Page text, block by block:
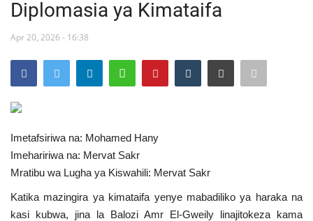
Jukwaa la Nasser la Kimataifa
Wasiliana
Misri
Timu yetu
Urithi wa Nasser
Diplomasia ya Kimataifa
Apr 20, 2026 - 16:38
Imetafsiriwa na: Mohamed Hany
Imehaririwa na: Mervat Sakr
Mratibu wa Lugha ya Kiswahili: Mervat Sakr
Katika mazingira ya kimataifa yenye mabadiliko ya haraka na
kasi kubwa, jina la Balozi Amr El-Gweily linajitokeza kama